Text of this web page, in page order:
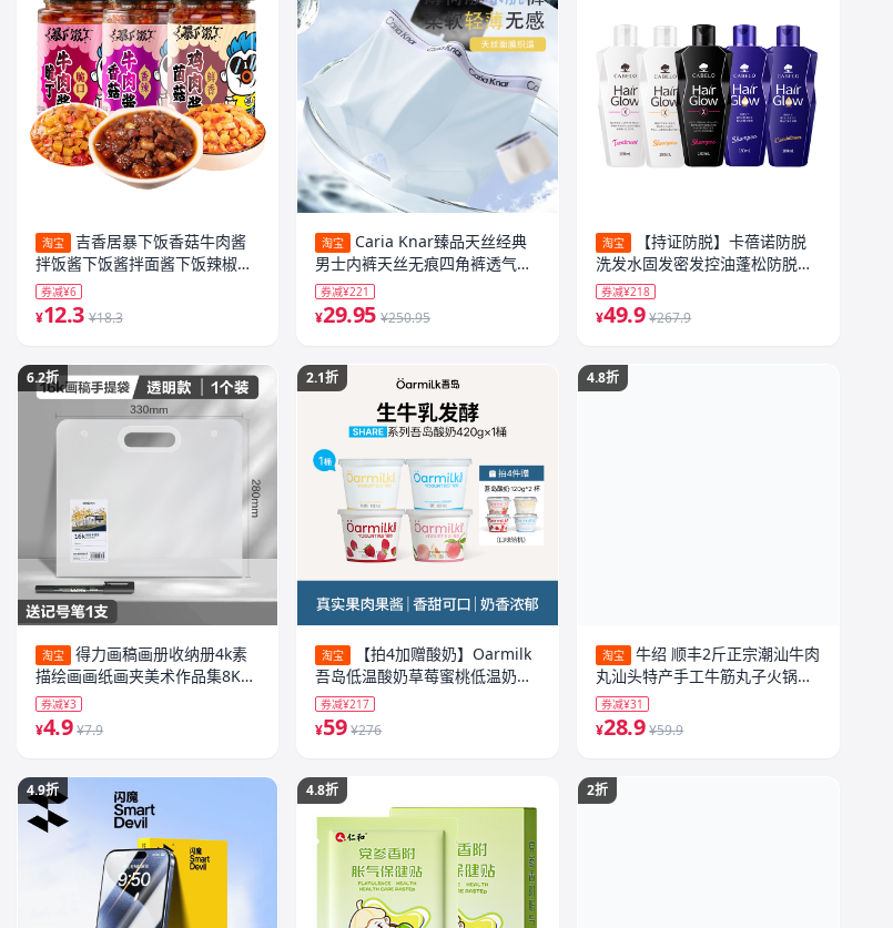
淘宝
吉香居暴下饭香菇牛肉酱
拌饭酱下饭酱拌面酱下饭辣椒酱
蘑菇香菇酱
券减¥6
¥12.3 ¥18.3
6.2折
淘宝
得力画稿画册收纳册4k素
描绘画画纸画夹美术作品集8K文
件资料册画作收纳袋子a3儿童奖
状收集册透明海报油画袋
券减¥3
¥4.9 ¥7.9
4.9折
淘宝
Caria Knar臻品天丝经典
男士内裤天丝无痕四角裤透气裆
男生短裤衩
券减¥221
¥29.95 ¥250.95
2.1折
淘宝
【拍4加赠酸奶】Oarmilk
吾岛低温酸奶草莓蜜桃低温奶
420g*1桶
券减¥217
¥59 ¥276
4.8折
淘宝
【持证防脱】卡蓓诺防脱
洗发水固发密发控油蓬松防脱发
洗发露液
券减¥218
¥49.9 ¥267.9
4.8折
淘宝
牛绍 顺丰2斤正宗潮汕牛肉
丸汕头特产手工牛筋丸子火锅食
材烧烤1
券减¥31
¥28.9 ¥59.9
2折